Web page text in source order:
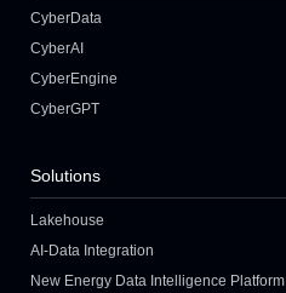
CyberData
CyberAI
CyberEngine
CyberGPT
Solutions
Lakehouse
AI-Data Integration
New Energy Data Intelligence Platform